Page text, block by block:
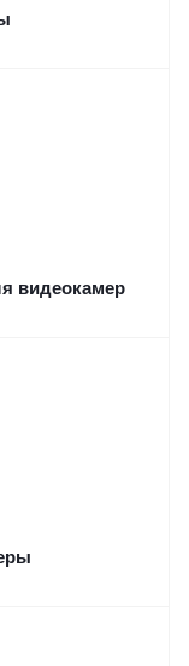
видеокамер